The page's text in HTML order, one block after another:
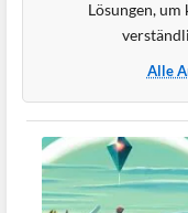
Lösungen,
Alle